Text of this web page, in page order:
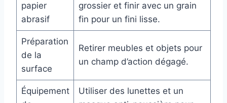
papier
abrasif
grossier et finir avec un grain
fin pour un fini lisse.
Préparation
de la
surface
Retirer meubles et objets pour
un champ d’action dégagé.
Équipement
Utiliser des lunettes et un